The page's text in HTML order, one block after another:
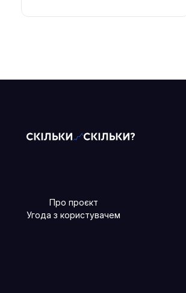
Про проєкт
Угода з користувачем